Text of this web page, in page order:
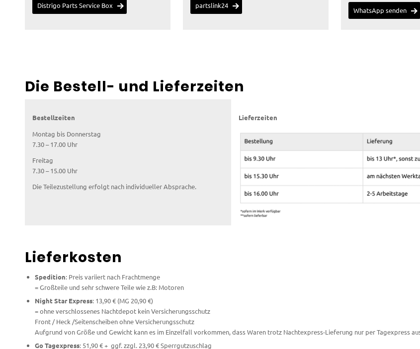
Distrigo Parts Service Box partslink24
WhatsApp senden
Die Bestell- und Lieferzeiten
Bestellzeiten
Montag bis Donnerstag
7.30 – 17.00 Uhr
Freitag
7.30 – 15.00 Uhr
Die Teilezustellung erfolgt nach individueller Absprache.
Lieferzeiten
Lieferkosten
Spedition: Preis variiert nach Frachtmenge
= Großteile und sehr schwere Teile wie z.B: Motoren
Night Star Express: 13,90 € (MG 20,90 €)
= ohne verschlossenes Nachtdepot kein Versicherungsschutz
Front / Heck /Seitenscheiben ohne Versicherungsschutz
Aufgrund von Größe und Gewicht kann es im Einzelfall vorkommen, dass Waren trotz Nachtexpress-Lieferung nur per Tagexpress
Go Tagexpress: 51,90 € + ggf. zzgl. 23,90 € Sperrgutzuschlag